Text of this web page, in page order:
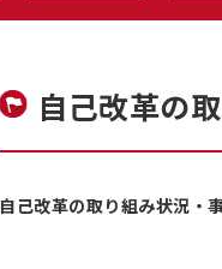
自己改革の
自己改革の取り組み状況・